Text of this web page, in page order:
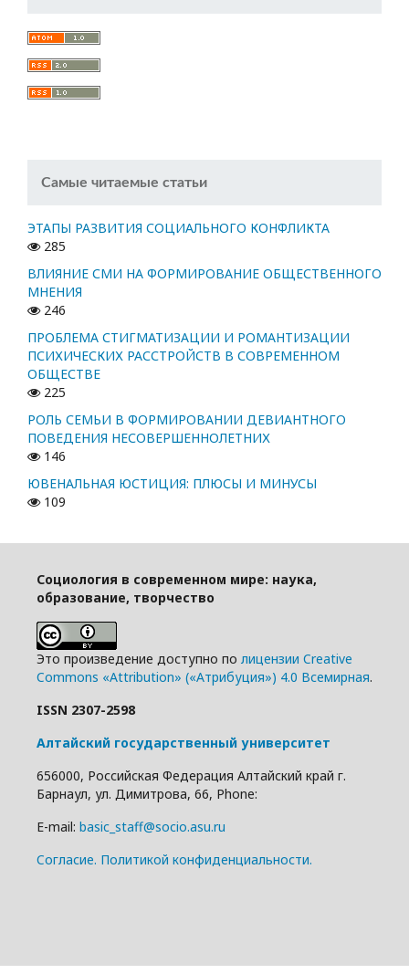
Самые читаемые статьи
ЭТАПЫ РАЗВИТИЯ СОЦИАЛЬНОГО КОНФЛИКТА
285
ВЛИЯНИЕ СМИ НА ФОРМИРОВАНИЕ ОБЩЕСТВЕННОГО
МНЕНИЯ
246
ПРОБЛЕМА СТИГМАТИЗАЦИИ И РОМАНТИЗАЦИИ
ПСИХИЧЕСКИХ РАССТРОЙСТВ В СОВРЕМЕННОМ
ОБЩЕСТВЕ
225
РОЛЬ СЕМЬИ В ФОРМИРОВАНИИ ДЕВИАНТНОГО
ПОВЕДЕНИЯ НЕСОВЕРШЕННОЛЕТНИХ
146
ЮВЕНАЛЬНАЯ ЮСТИЦИЯ: ПЛЮСЫ И МИНУСЫ
109
Социология в современном мире: наука,
образование, творчество
Это произведение доступно по лицензии Creative
Commons «Attribution» («Атрибуция») 4.0 Всемирная.
ISSN 2307-2598
Алтайский государственный университет
656000, Российская Федерация Алтайский край г.
Барнаул, ул. Димитрова, 66, Phone:
E-mail: basic_staff@socio.asu.ru
Cогласие. Политикой конфиденциальности.